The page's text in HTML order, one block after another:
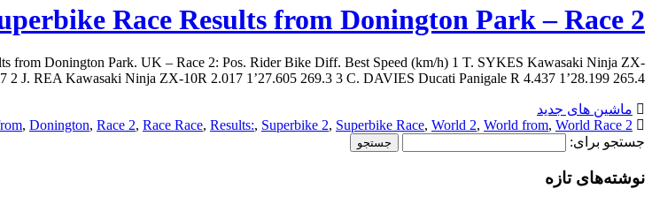
Race Results from Donington Park – Race 2
from Donington Park. UK – Race 2: Pos. Rider Bike Diff. Best Speed (km/h) 1 T. SYKES Kawasaki Ninja ZX-
2 J. REA Kawasaki Ninja ZX-10R 2.017 1’27.605 269.3 3 C. DAVIES Ducati Panigale R 4.437 1’28.199 265.4 […]
ماشین های جدید
2 from
, Donington, Race 2, Race Race, Results:, Superbike 2, Superbike Race, World 2, World from, World Race
جستجو برای:
نوشته‌های تازه